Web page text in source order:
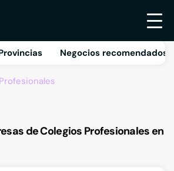
Negocios recomendados
de Colegios Profesionales en